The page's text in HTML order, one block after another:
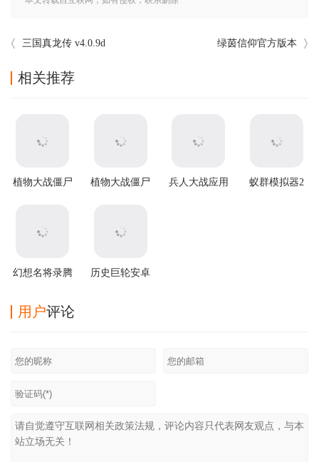
三国真龙传 v4.0.9d 绿茵信仰官方版本
相关推荐
植物大战僵尸
植物大战僵尸
兵人大战应用
蚁群模拟器2
幻想名将录腾
历史巨轮安卓
用户评论